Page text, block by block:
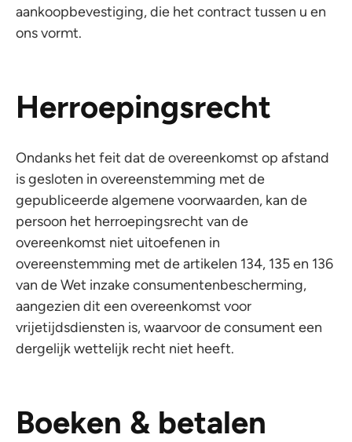
aankoopbevestiging, die het contract tussen u en
ons vormt.
Herroepingsrecht
Ondanks het feit dat de overeenkomst op afstand
is gesloten in overeenstemming met de
gepubliceerde algemene voorwaarden, kan de
persoon het herroepingsrecht van de
overeenkomst niet uitoefenen in
overeenstemming met de artikelen 134, 135 en 136
van de Wet inzake consumentenbescherming,
aangezien dit een overeenkomst voor
vrijetijdsdiensten is, waarvoor de consument een
dergelijk wettelijk recht niet heeft.
Boeken & betalen